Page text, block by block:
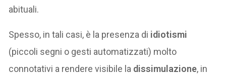
abituali.
Spesso, in tali casi, è la presenza di idiotismi
(piccoli segni o gesti automatizzati) molto
connotativi a rendere visibile la dissimulazione, in